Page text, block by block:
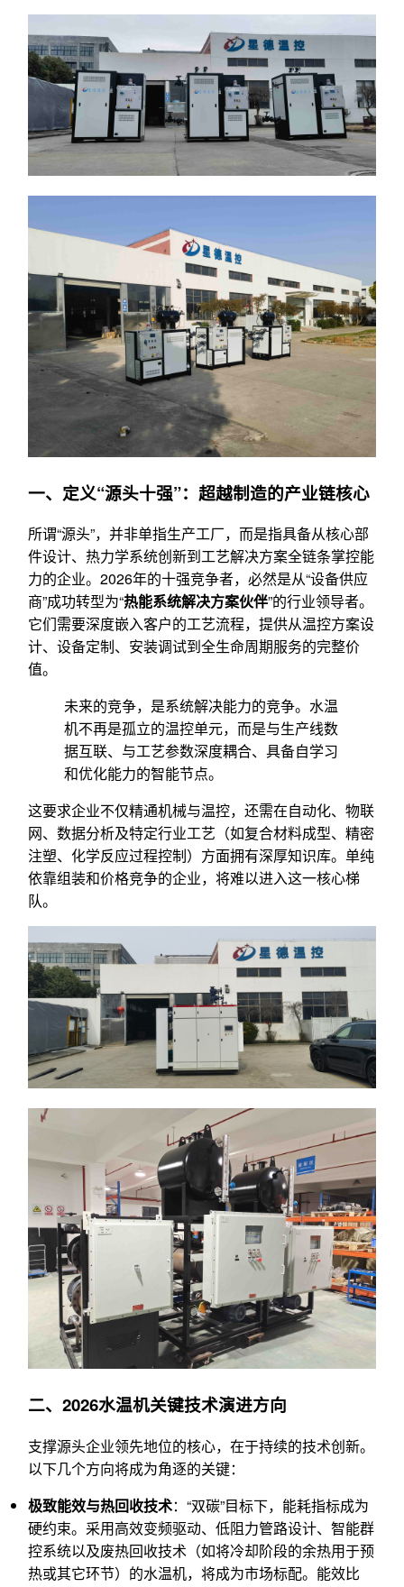
一、定义“源头十强”：超越制造的产业链核心
所谓“源头”，并非单指生产工厂，而是指具备从核心部
件设计、热力学系统创新到工艺解决方案全链条掌控能
力的企业。2026年的十强竞争者，必然是从“设备供应
商”成功转型为“热能系统解决方案伙伴”的行业领导者。
它们需要深度嵌入客户的工艺流程，提供从温控方案设
计、设备定制、安装调试到全生命周期服务的完整价
值。
未来的竞争，是系统解决能力的竞争。水温
机不再是孤立的温控单元，而是与生产线数
据互联、与工艺参数深度耦合、具备自学习
和优化能力的智能节点。
这要求企业不仅精通机械与温控，还需在自动化、物联
网、数据分析及特定行业工艺（如复合材料成型、精密
注塑、化学反应过程控制）方面拥有深厚知识库。单纯
依靠组装和价格竞争的企业，将难以进入这一核心梯
队。
二、2026水温机关键技术演进方向
支撑源头企业领先地位的核心，在于持续的技术创新。
以下几个方向将成为角逐的关键：
极致能效与热回收技术：“双碳”目标下，能耗指标成为
硬约束。采用高效变频驱动、低阻力管路设计、智能群
控系统以及废热回收技术（如将冷却阶段的余热用于预
热或其它环节）的水温机，将成为市场标配。能效比